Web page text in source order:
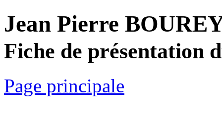
Jean Pierre
Fiche de présentation
Page principale